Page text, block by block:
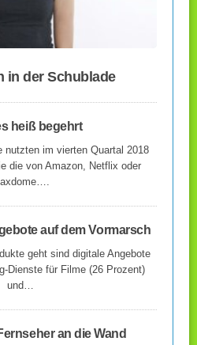
in der Schublade
heiß begehrt
nutzten im vierten Quartal 2018
die von Amazon, Netflix oder
auf dem Vormarsch
geht sind digitale Angebote
Dienste für Filme (26 Prozent)
und…
an die Wand